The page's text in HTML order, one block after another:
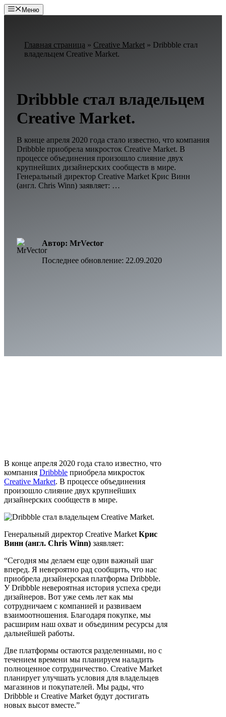
Перейти
к
Меню
Главная страница » Creative Market » Dribbble стал
владельцем Creative Market.
Dribbble стал владельцем
Creative Market.
В конце апреля 2020 года стало известно, что компания
Dribbble приобрела микросток Creative Market. В
процессе объединения произошло слияние двух
крупнейших дизайнерских сообществ в мире.
Генеральный директор Creative Market Крис Винн
(англ. Chris Winn) заявляет: …
Автор: MrVector
Последнее обновление: 22.09.2020
В конце апреля 2020 года стало известно, что
компания Dribbble приобрела микросток
Creative Market. В процессе объединения
произошло слияние двух крупнейших
дизайнерских сообществ в мире.
Генеральный директор Creative Market Крис
Винн (англ. Chris Winn) заявляет:
“Сегодня мы делаем еще один важный шаг
вперед. Я невероятно рад сообщить, что нас
приобрела дизайнерская платформа Dribbble.
У Dribbble невероятная история успеха среди
дизайнеров. Вот уже семь лет как мы
сотрудничаем с компанией и развиваем
взаимоотношения. Благодаря покупке, мы
расширим наш охват и объединим ресурсы для
дальнейшей работы.
Две платформы остаются разделенными, но с
течением времени мы планируем наладить
полноценное сотрудничество. Creative Market
планирует улучшать условия для владельцев
магазинов и покупателей. Мы рады, что
Dribbble и Creative Market будут достигать
новых высот вместе.”